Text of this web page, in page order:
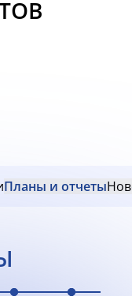
Планы и отчеты